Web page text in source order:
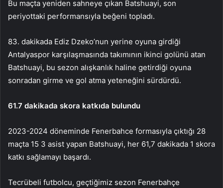
Bu maçta yeniden sahneye çıkan Batshuayi, son
periyottaki performansıyla beğeni topladı.
83. dakikada Ediz Dzeko’nun yerine oyuna girdiği
Antalyaspor karşılaşmasında takımının ikinci golünü atan
Batshuayi, bu sezon alışkanlık haline getirdiği oyuna
sonradan girme ve gol atma yeteneğini sürdürdü.
61.7 dakikada skora katkıda bulundu
2023-2024 döneminde Fenerbahce formasıyla çıktığı 28
maçta 15 3 asist yapan Batshuayi, her 61,7 dakikada 1 skora
katkı sağlamayı başardı.
Tecrübeli futbolcu, geçtiğimiz sezon Fenerbahçe